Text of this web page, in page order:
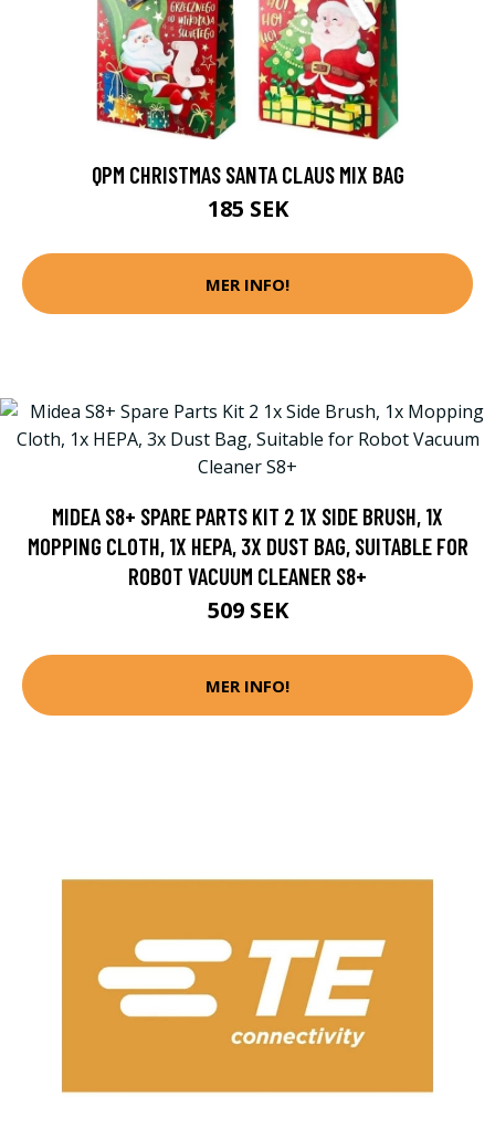
QPM CHRISTMAS SANTA CLAUS MIX BAG
185 SEK
MER INFO!
MIDEA S8+ SPARE PARTS KIT 2 1X SIDE BRUSH, 1X
MOPPING CLOTH, 1X HEPA, 3X DUST BAG, SUITABLE FOR
ROBOT VACUUM CLEANER S8+
509 SEK
MER INFO!